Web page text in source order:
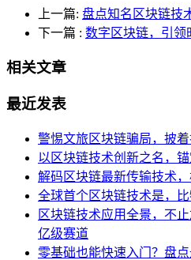
上一篇: 盘点知名区块链技
下一篇 : 数字区块链，引领
相关文章
最近发表
警惕文旅区块链骗局，披
以区块链技术创新之名，
解码区块链最新传输技术
全球首个区块链技术是，
区块链技术应用全景，不
亿级赛道
零基础也能快速入门？盘